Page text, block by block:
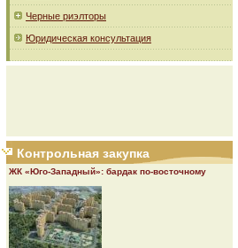
Черные риэлторы
Юридическая консультация
Контрольная закупка
ЖК «Юго-Западный»: бардак по-восточному